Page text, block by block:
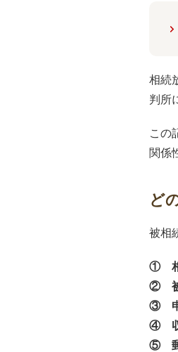
相続
判所
この
関係
ど
被相
① 相
② 被
③ 申
④ 収
⑤ 郵